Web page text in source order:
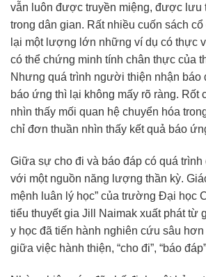
vẫn luôn được truyền miệng, được lưu
trong dân gian. Rất nhiều cuốn sách
lại một lượng lớn những ví dụ có thực
có thể chứng minh tính chân thực của
Nhưng quá trình người thiện nhận báo
báo ứng thì lại không mấy rõ ràng. Rốt
nhìn thấy mối quan hệ chuyển hóa
chỉ đơn thuần nhìn thấy kết quả báo
Giữa sự cho đi và báo đáp có quá trình
với một nguồn năng lượng thần kỳ.
mệnh luân lý học” của trường Đại học
tiểu thuyết gia Jill Naimak xuất phát từ
y học đã tiến hành nghiên cứu sâu
giữa việc hành thiện, “cho đi”, “báo